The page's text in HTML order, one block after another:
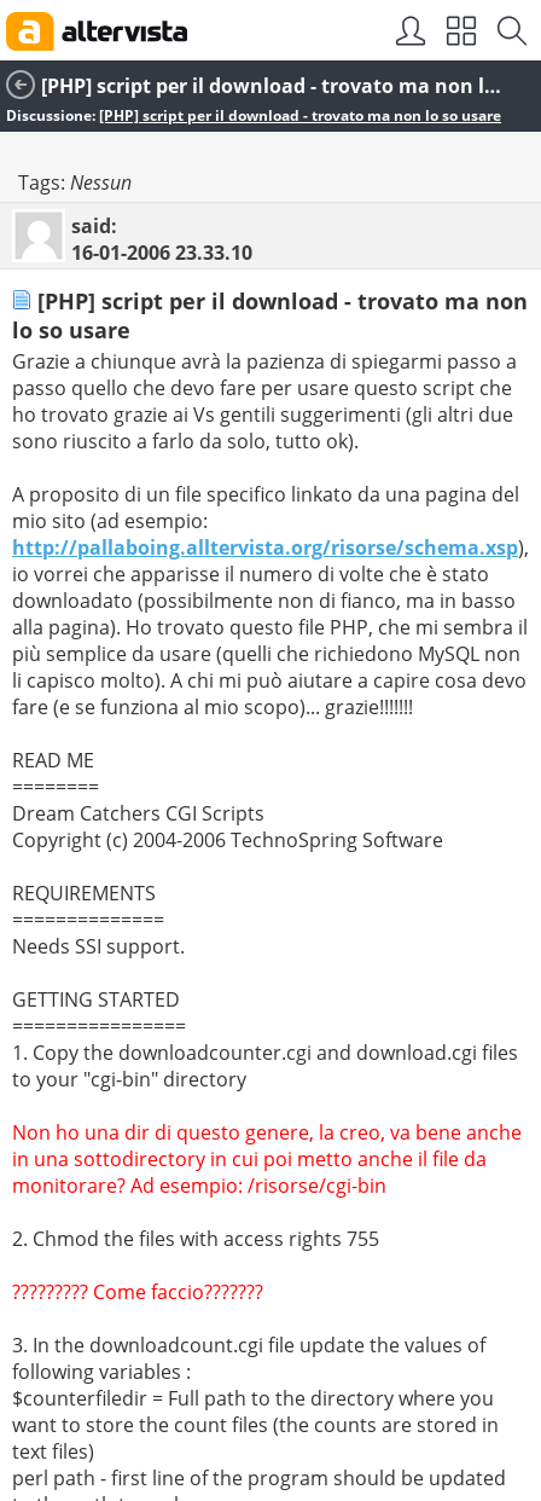
[PHP] script per il download - trovato ma non lo so usare
Discussione:[PHP] script per il download - trovato ma non lo so usare
Tags: Nessun
said:
16-01-200623.33.10
[PHP] script per il download - trovato ma non
lo so usare
Grazie a chiunque avrà la pazienza di spiegarmi passo a
passo quello che devo fare per usare questo script che
ho trovato grazie ai Vs gentili suggerimenti (gli altri due
sono riuscito a farlo da solo, tutto ok).
A proposito di un file specifico linkato da una pagina del
mio sito (ad esempio:
http://pallaboing.alltervista.org/risorse/schema.xsp),
io vorrei che apparisse il numero di volte che è stato
downloadato (possibilmente non di fianco, ma in basso
alla pagina). Ho trovato questo file PHP, che mi sembra il
più semplice da usare (quelli che richiedono MySQL non
li capisco molto). A chi mi può aiutare a capire cosa devo
fare (e se funziona al mio scopo)... grazie!!!!!!!
READ ME
========
Dream Catchers CGI Scripts
Copyright (c) 2004-2006 TechnoSpring Software
REQUIREMENTS
==============
Needs SSI support.
GETTING STARTED
================
1. Copy the downloadcounter.cgi and download.cgi files
to your "cgi-bin" directory
Non ho una dir di questo genere, la creo, va bene anche
in una sottodirectory in cui poi metto anche il file da
monitorare? Ad esempio: /risorse/cgi-bin
2. Chmod the files with access rights 755
????????? Come faccio???????
3. In the downloadcount.cgi file update the values of
following variables :
$counterfiledir = Full path to the directory where you
want to store the count files (the counts are stored in
text files)
perl path - first line of the program should be updated